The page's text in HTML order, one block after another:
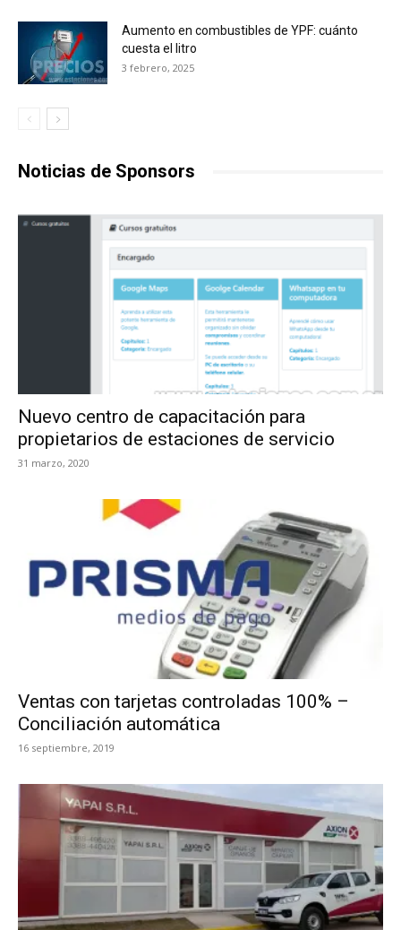
Aumento en combustibles de YPF: cuánto
cuesta el litro
3 febrero, 2025
Noticias de Sponsors
Nuevo centro de capacitación para
propietarios de estaciones de servicio
31 marzo, 2020
Ventas con tarjetas controladas 100% –
Conciliación automática
16 septiembre, 2019